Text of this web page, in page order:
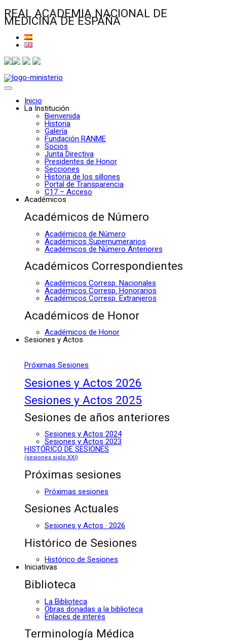
REAL ACADEMIA NACIONAL DE
MEDICINA DE ESPAÑA
Inicio
La Institución
Bienvenida
Historia
Galería
Fundación RANME
Socios
Junta Directiva
Presidentes de Honor
Secciones
Historia de los sillones
Portal de Transparencia
C17 – Acceso
Académicos
Académicos de Número
Académicos de Número
Académicos Supernumerarios
Académicos de Número Anteriores
Académicos Correspondientes
Académicos Corresp. Nacionales
Académicos Corresp. Honorarios
Académicos Corresp. Extranjeros
Académicos de Honor
Académicos de Honor
Sesiones y Actos
Próximas Sesiones
Sesiones y Actos 2026
Sesiones y Actos 2025
Sesiones de años anteriores
Sesiones y Actos 2024
Sesiones y Actos 2023
HISTÓRICO DE SESIONES
(sesiones siglo XXI)
Próximas sesiones
Próximas sesiones
Sesiones Actuales
Sesiones y Actos · 2026
Histórico de Sesiones
Histórico de Sesiones
Iniciativas
Biblioteca
La Biblioteca
Obras donadas a la biblioteca
Enlaces de interés
Terminología Médica